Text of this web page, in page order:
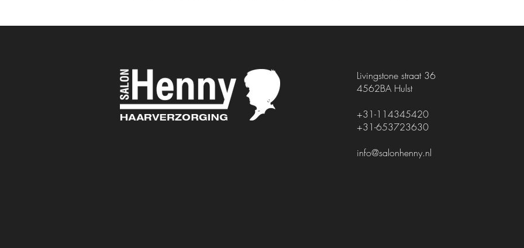
Livingstone straat 36
4562BA Hulst
+31-114345420
+31-653723630
info@salonhenny.nl